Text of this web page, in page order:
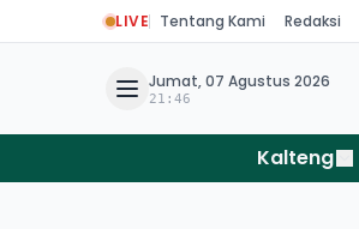
LIVE Tentang Kami Redaksi
Jumat, 07 Agustus 2026
21:46
Kalteng